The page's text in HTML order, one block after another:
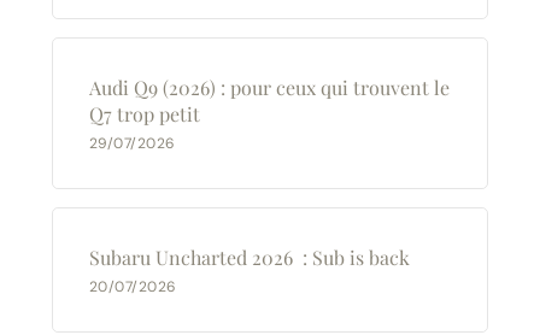
Audi Q9 (2026) : pour ceux qui trouvent le
Q7 trop petit
29/07/2026
Subaru Uncharted 2026 : Sub is back
20/07/2026